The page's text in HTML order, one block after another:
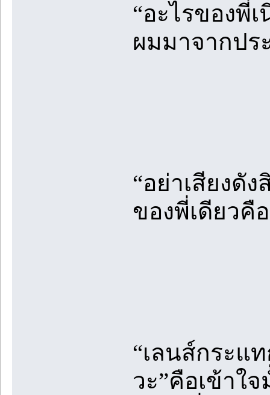
“อะไรของพี่
ผมมาจากปร
“อย่าเสียงดั
ของพี่เดียวคื
“เลนส์กระแ
วะ”คือเข้าใ